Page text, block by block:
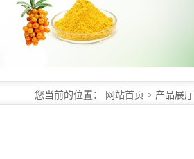
您当前的位置： 网站首页 > 产品展厅